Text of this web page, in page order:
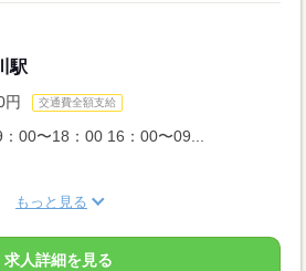
駅
円 交通費全額支給
00〜18：00 16：00〜09...
もっと見る
求人詳細を見る